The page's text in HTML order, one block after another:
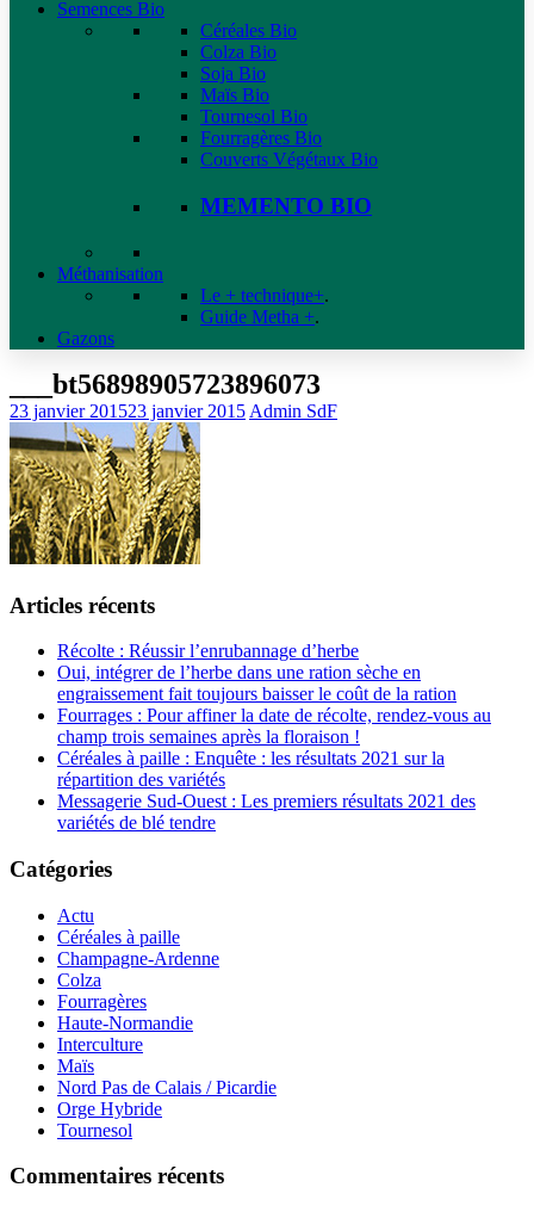
Semences Bio
Céréales Bio
Colza Bio
Soja Bio
Maïs Bio
Tournesol Bio
Fourragères Bio
Couverts Végétaux Bio
MEMENTO BIO
Méthanisation
Le + technique+.
Guide Metha +.
Gazons
___bt56898905723896073
23 janvier 201523 janvier 2015 Admin SdF
Articles récents
Récolte : Réussir l’enrubannage d’herbe
Oui, intégrer de l’herbe dans une ration sèche en
engraissement fait toujours baisser le coût de la ration
Fourrages : Pour affiner la date de récolte, rendez-vous au
champ trois semaines après la floraison !
Céréales à paille : Enquête : les résultats 2021 sur la
répartition des variétés
Messagerie Sud-Ouest : Les premiers résultats 2021 des
variétés de blé tendre
Catégories
Actu
Céréales à paille
Champagne-Ardenne
Colza
Fourragères
Haute-Normandie
Interculture
Maïs
Nord Pas de Calais / Picardie
Orge Hybride
Tournesol
Commentaires récents